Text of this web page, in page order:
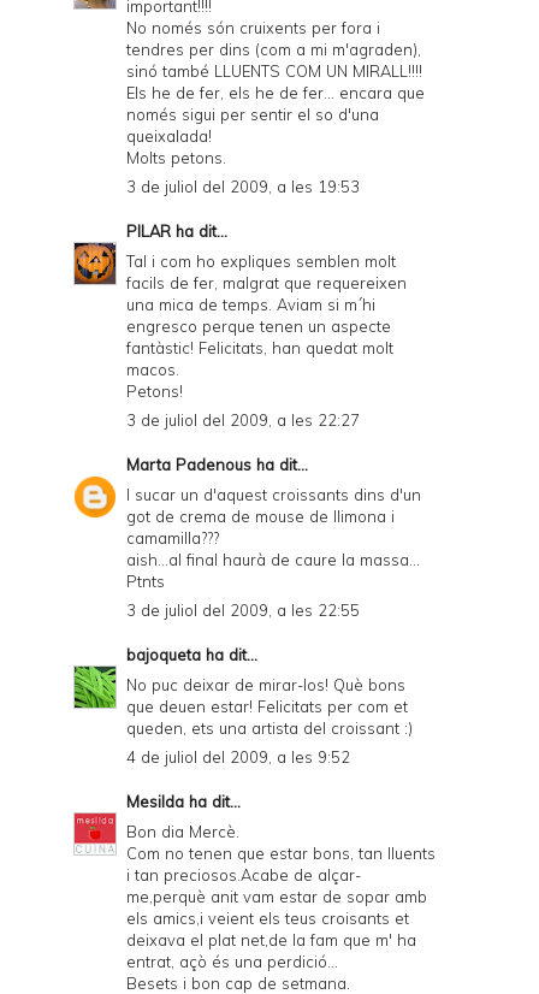
important!!!!
No només són cruixents per fora i
tendres per dins (com a mi m'agraden),
sinó també LLUENTS COM UN MIRALL!!!!
Els he de fer, els he de fer... encara que
només sigui per sentir el so d'una
queixalada!
Molts petons.
3 de juliol del 2009, a les 19:53
PILAR ha dit...
Tal i com ho expliques semblen molt
facils de fer, malgrat que requereixen
una mica de temps. Aviam si m´hi
engresco perque tenen un aspecte
fantàstic! Felicitats, han quedat molt
macos.
Petons!
3 de juliol del 2009, a les 22:27
Marta Padenous ha dit...
I sucar un d'aquest croissants dins d'un
got de crema de mouse de llimona i
camamilla???
aish...al final haurà de caure la massa...
Ptnts
3 de juliol del 2009, a les 22:55
bajoqueta ha dit...
No puc deixar de mirar-los! Què bons
que deuen estar! Felicitats per com et
queden, ets una artista del croissant :)
4 de juliol del 2009, a les 9:52
Mesilda ha dit...
Bon dia Mercè.
Com no tenen que estar bons, tan lluents
i tan preciosos.Acabe de alçar-
me,perquè anit vam estar de sopar amb
els amics,i veient els teus croisants et
deixava el plat net,de la fam que m' ha
entrat, açò és una perdició...
Besets i bon cap de setmana.